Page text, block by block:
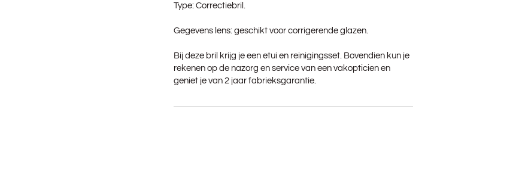
Type: Correctiebril.
Gegevens lens: geschikt voor corrigerende glazen.
Bij deze bril krijg je een etui en reinigingsset. Bovendien kun je
rekenen op de nazorg en service van een vakopticien en
geniet je van 2 jaar fabrieksgarantie.